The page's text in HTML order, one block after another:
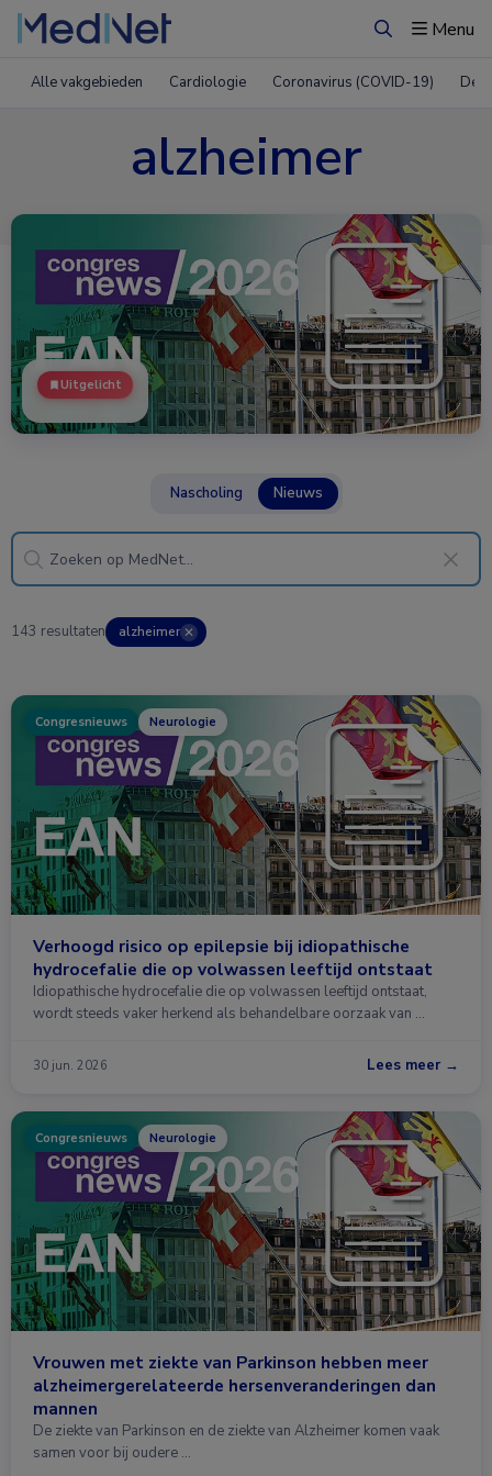
ZoekenMenu
Alle vakgebieden Cardiologie Coronavirus (COVID-19)
alzheimer
Uitgelicht
Nascholing Nieuws
143 resultaten alzheimer ✕
Congresnieuws Neurologie
Verhoogd risico op epilepsie bij idiopathische
hydrocefalie die op volwassen leeftijd ontstaat
Idiopathische hydrocefalie die op volwassen leeftijd ontstaat,
wordt steeds vaker herkend als behandelbare oorzaak van …
30 jun. 2026 Lees meer →
Congresnieuws Neurologie
Vrouwen met ziekte van Parkinson hebben meer
alzheimergerelateerde hersenveranderingen dan
mannen
De ziekte van Parkinson en de ziekte van Alzheimer komen vaak
samen voor bij oudere …